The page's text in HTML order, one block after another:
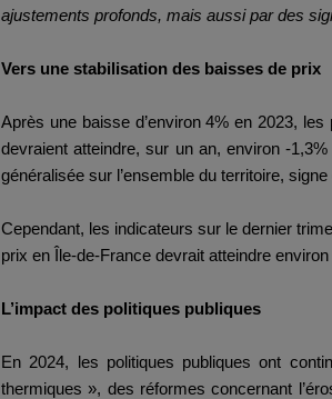
ajustements profonds, mais aussi par des
Vers une stabilisation des baisses de prix
Après une baisse d’environ 4% en 2023,
devraient atteindre, sur un an, environ -
généralisée sur l’ensemble du territoire,
Cependant, les indicateurs sur le dernier
prix en Île-de-France devrait atteindre
L’impact des politiques publiques
En 2024, les politiques publiques ont
thermiques », des réformes concernant